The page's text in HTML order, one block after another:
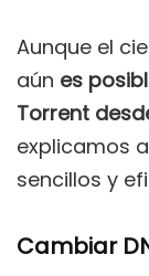
Aunque el
aún es
Torrent
explicamos
sencillos y
Cambiar